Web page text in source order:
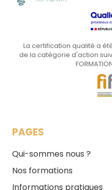
La certification qualité a
de la catégorie d'action
PAGES
Qui-sommes nous ?
Nos formations
Informations pratiques